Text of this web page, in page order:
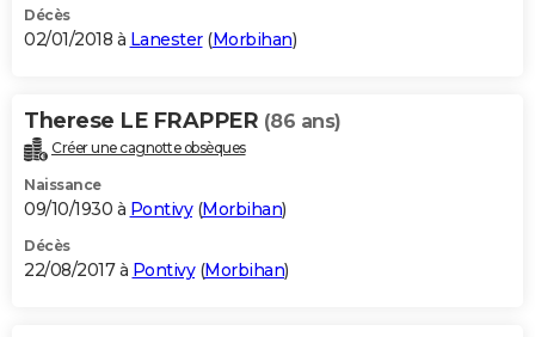
Décès
02/01/2018 à Lanester(Morbihan)
Therese LE FRAPPER (86 ans)
Créer une cagnotte obsèques
Naissance
09/10/1930 à Pontivy(Morbihan)
Décès
22/08/2017 à Pontivy(Morbihan)